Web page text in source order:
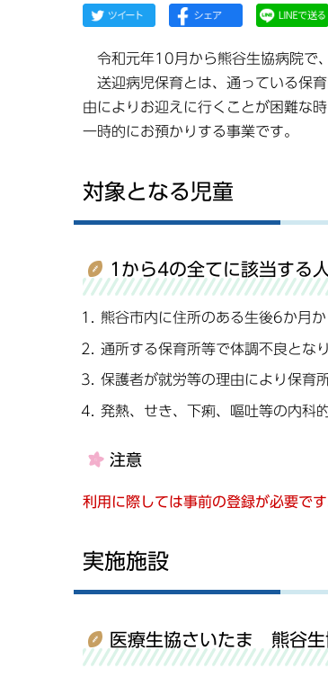
令和元年10月から熊谷生協病院で
送迎病児保育とは、通っている保
由によりお迎えに行くことが困難な
一時的にお預かりする事業です。
対象となる児童
1から4の全てに該当する人
熊谷市内に住所のある生後6か月
通所する保育所等で体調不良とな
保護者が就労等の理由により保育
発熱、せき、下痢、嘔吐等の内科
注意
利用に際しては事前の登録が必要で
実施施設
医療生協さいたま 熊谷